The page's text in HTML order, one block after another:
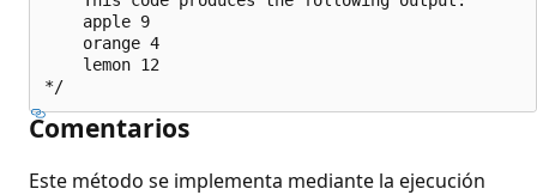
    apple 9
    orange 4
    lemon 12
Comentarios
Este método se implementa mediante la ejecución